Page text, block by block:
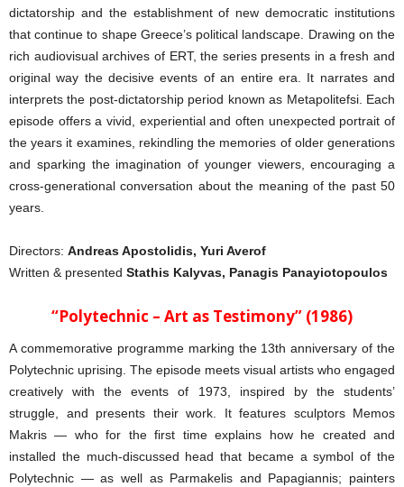
dictatorship and the establishment of new democratic institutions
that continue to shape Greece’s political landscape. Drawing on the
rich audiovisual archives of ERT, the series presents in a fresh and
original way the decisive events of an entire era. It narrates and
interprets the post-dictatorship period known as Metapolitefsi. Each
episode offers a vivid, experiential and often unexpected portrait of
the years it examines, rekindling the memories of older generations
and sparking the imagination of younger viewers, encouraging a
cross-generational conversation about the meaning of the past 50
years.
Directors: Andreas Apostolidis, Yuri Averof
Written & presented Stathis Kalyvas, Panagis Panayiotopoulos
“Polytechnic – Art as Testimony” (1986)
A commemorative programme marking the 13th anniversary of the
Polytechnic uprising. The episode meets visual artists who engaged
creatively with the events of 1973, inspired by the students’
struggle, and presents their work. It features sculptors Memos
Makris — who for the first time explains how he created and
installed the much-discussed head that became a symbol of the
Polytechnic — as well as Parmakelis and Papagiannis; painters